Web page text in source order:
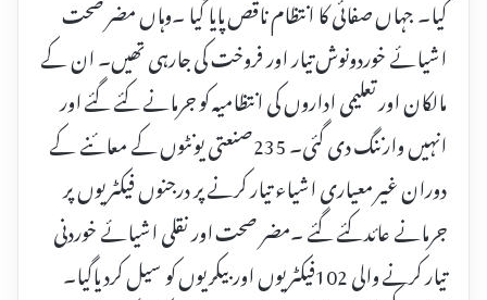
کیا۔ جہاں صفائی کا انتظام ناقص پایا گیا ۔وہاں مضر صحت
اشیائے خوردونوش تیار اور فروخت کی جارہی تھیں۔ ان کے
مالکان اور تعلیمی اداروں کی انتظامیہ کو جرمانے کئے گئے اور
انہیں وارننگ دی گئی۔ 235صنعتی یونٹوں کے معائنے کے
دوران غیر معیاری اشیاء تیار کرنے پر درجنوں فیکٹریوں پر
جرمانے عائد کئے گئے ۔مضر صحت اور نقلی اشیائے خوردنی
تیار کرنے والی 102فیکٹریوں اور بیکریوں کو سیل کردیاگیا۔